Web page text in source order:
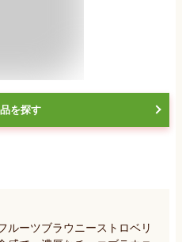
を探す
ルーツブラウニーストロベリ